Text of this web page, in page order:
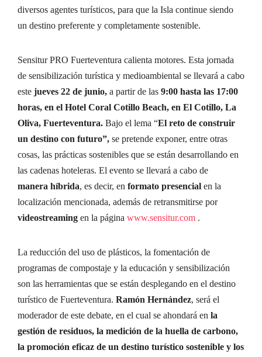
diversos agentes turísticos, para que la Isla continue siendo
un destino preferente y completamente sostenible.
Sensitur PRO Fuerteventura calienta motores. Esta jornada
de sensibilización turística y medioambiental se llevará a cabo
este jueves 22 de junio, a partir de las 9:00 hasta las 17:00
horas, en el Hotel Coral Cotillo Beach, en El Cotillo, La
Oliva, Fuerteventura. Bajo el lema “El reto de construir
un destino con futuro”, se pretende exponer, entre otras
cosas, las prácticas sostenibles que se están desarrollando en
las cadenas hoteleras. El evento se llevará a cabo de
manera híbrida, es decir, en formato presencial en la
localización mencionada, además de retransmitirse por
videostreaming en la página www.sensitur.com .
La reducción del uso de plásticos, la fomentación de
programas de compostaje y la educación y sensibilización
son las herramientas que se están desplegando en el destino
turístico de Fuerteventura. Ramón Hernández, será el
moderador de este debate, en el cual se ahondará en la
gestión de residuos, la medición de la huella de carbono,
la promoción eficaz de un destino turístico sostenible y los